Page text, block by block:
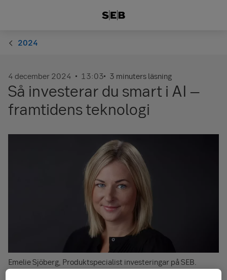
2024
4 december 2024 13:03 3 minuters läsning
Så investerar du smart i AI –
framtidens teknologi
Emelie Sjöberg, Produktspecialist investeringar på SEB.